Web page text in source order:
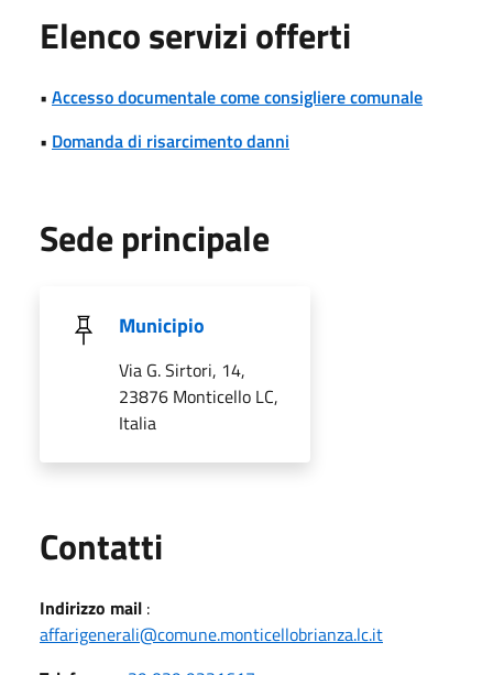
Elenco servizi offerti
• Accesso documentale come consigliere comunale
• Domanda di risarcimento danni
Sede principale
Municipio
Via G. Sirtori, 14,
23876 Monticello LC,
Italia
Contatti
Indirizzo mail :
affarigenerali@comune.monticellobrianza.lc.it